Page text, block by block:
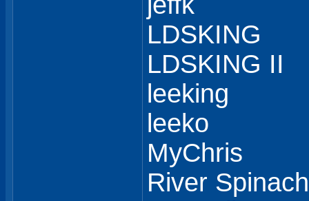
LDSKING
LDSKING II
leeking
leeko
MyChris
River Spinach